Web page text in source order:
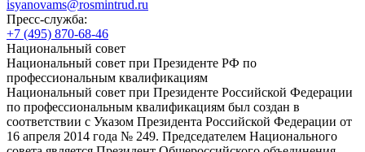
isyanovams@rosmintrud.ru
Пресс-служба:
+7 (495) 870-68-46
Национальный совет
Национальный совет при Президенте РФ по
профессиональным квалификациям
Национальный совет при Президенте Российской Федерации
по профессиональным квалификациям был создан в
соответствии с Указом Президента Российской Федерации от
16 апреля 2014 года № 249. Председателем Национального